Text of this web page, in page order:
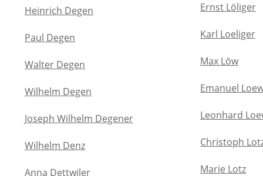
Heinrich Degen
Paul Degen
Walter Degen
Wilhelm Degen
Joseph Wilhelm Degener
Wilhelm Denz
Anna Dettwiler
Ernst Löliger
Karl Loeliger
Max Löw
Emanuel
Leonhard
Christoph
Marie Lotz